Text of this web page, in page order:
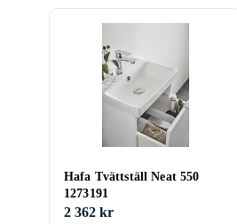
Hafa Tvättställ Neat 550
1273191
2 362 kr